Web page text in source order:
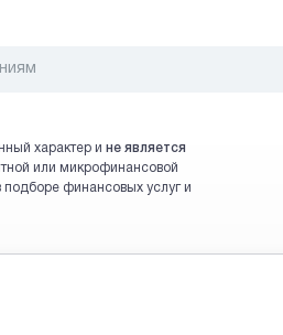
характер и не является
или микрофинансовой
финансовых услуг и